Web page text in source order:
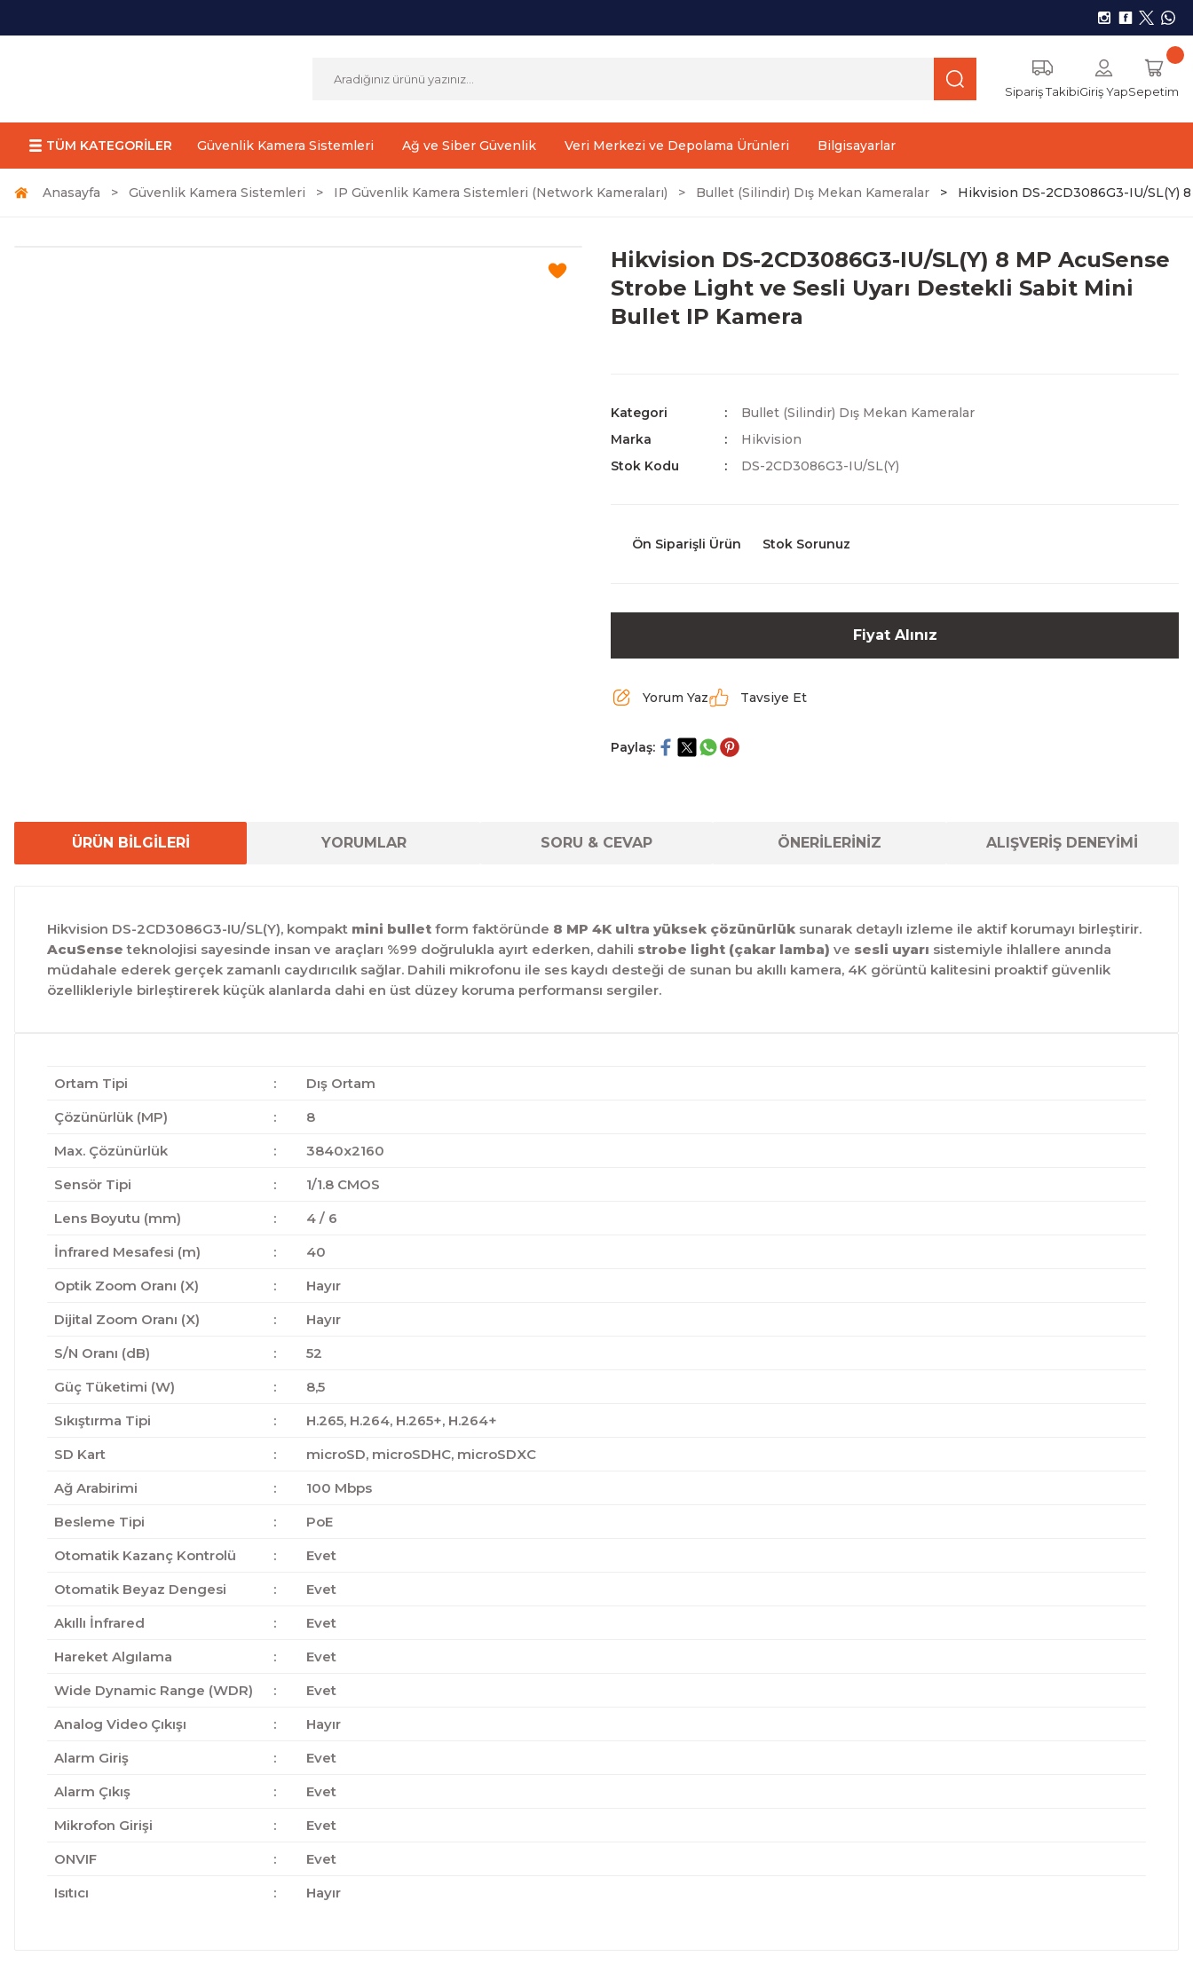
Sipariş TakibiGiriş YapSepetim
TÜM KATEGORİLER Güvenlik Kamera Sistemleri Ağ ve Siber Güvenlik Veri Merkezi ve Depolama Ürünleri Bilgisayarlar
Anasayfa Güvenlik Kamera Sistemleri IP Güvenlik Kamera Sistemleri (Network Kameraları) Bullet (Silindir) Dış Mekan Kameralar Hikvision DS-2CD3086G3-IU/SL(Y)
Hikvision DS-2CD3086G3-IU/SL(Y) 8 MP AcuSense
Strobe Light ve Sesli Uyarı Destekli Sabit Mini
Bullet IP Kamera
Kategori
Bullet (Silindir) Dış Mekan Kameralar
Marka
Hikvision
Stok Kodu
DS-2CD3086G3-IU/SL(Y)
Ön Siparişli Ürün Stok Sorunuz
Fiyat Alınız
Yorum Yaz Tavsiye Et
Paylaş:
ÜRÜN BİLGİLERİ YORUMLAR SORU & CEVAP ÖNERİLERİNİZ ALIŞVERİŞ DENEYİMİ
Hikvision DS-2CD3086G3-IU/SL(Y), kompakt mini bullet form faktöründe 8 MP 4K ultra yüksek çözünürlük sunarak detaylı izleme ile aktif korumayı birleştirir.
AcuSense teknolojisi sayesinde insan ve araçları %99 doğrulukla ayırt ederken, dahili strobe light (çakar lamba) ve sesli uyarı sistemiyle ihlallere anında
müdahale ederek gerçek zamanlı caydırıcılık sağlar. Dahili mikrofonu ile ses kaydı desteği de sunan bu akıllı kamera, 4K görüntü kalitesini proaktif güvenlik
özellikleriyle birleştirerek küçük alanlarda dahi en üst düzey koruma performansı sergiler.
Ortam Tipi :
Dış Ortam
Çözünürlük (MP)
:
8
Max. Çözünürlük
:
3840x2160
Sensör Tipi
:
1/1.8 CMOS
Lens Boyutu (mm)
:
4 / 6
İnfrared Mesafesi (m)
:
40
Optik Zoom Oranı (X)
:
Hayır
Dijital Zoom Oranı (X)
:
Hayır
S/N Oranı (dB)
:
52
Güç Tüketimi (W)
:
8,5
Sıkıştırma Tipi
:
H.265, H.264, H.265+, H.264+
SD Kart
:
microSD, microSDHC, microSDXC
Ağ Arabirimi
:
100 Mbps
Besleme Tipi
:
PoE
Otomatik Kazanç Kontrolü
:
Evet
Otomatik Beyaz Dengesi
:
Evet
Akıllı İnfrared
:
Evet
Hareket Algılama
:
Evet
Wide Dynamic Range (WDR)
:
Evet
Analog Video Çıkışı
:
Hayır
Alarm Giriş
:
Evet
Alarm Çıkış
:
Evet
Mikrofon Girişi
:
Evet
ONVIF
:
Evet
Isıtıcı
: Hayır